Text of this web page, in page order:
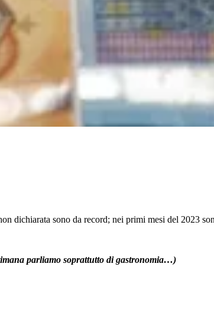
dichiarata sono da record; nei primi mesi del 2023
parliamo soprattutto di gastronomia…)